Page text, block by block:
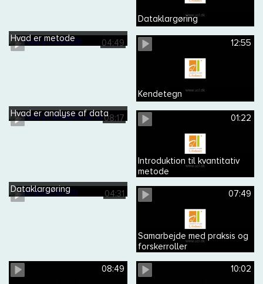
Dataklargøring
04:49
Hvad er metode 12:55
Kendetegn
08:17
Hvad er analyse af data 01:22
Introduktion til kvantitativ
metode
04:31
Dataklargøring 07:49
Samarbejde med praksis og
forskerroller
08:49 10:02